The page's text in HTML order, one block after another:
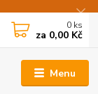
Menu
0 ks
za 0,00 Kč